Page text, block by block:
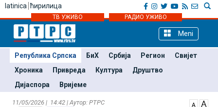
latinica ћирилица
ТВ УЖИВО РАДИО УЖИВО
Meni
Република Српска БиХ Србија Регион
Свијет
Хроника
Привреда Култура
Друштво
Дијаспора
Вријеме
11/05/2026 | 14:42 | Аутор: РТРС